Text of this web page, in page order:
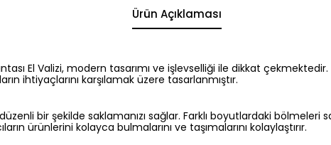
Ürün Açıklaması
El Valizi, modern tasarımı ve işlevselliği ile dikkat
ihtiyaçlarını karşılamak üzere tasarlanmıştır.
bir şekilde saklamanızı sağlar. Farklı boyutlardaki
ürünlerini kolayca bulmalarını ve taşımalarını kolaylaştırır.